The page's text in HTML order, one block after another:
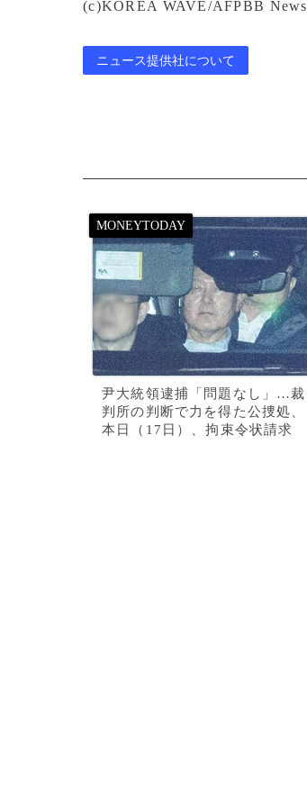
(c)KOREA WAVE/AFPBB News
ニュース提供社について
尹大統領逮捕「問題なし」…裁
判所の判断で力を得た公捜処、
本日（17日）、拘束令状請求